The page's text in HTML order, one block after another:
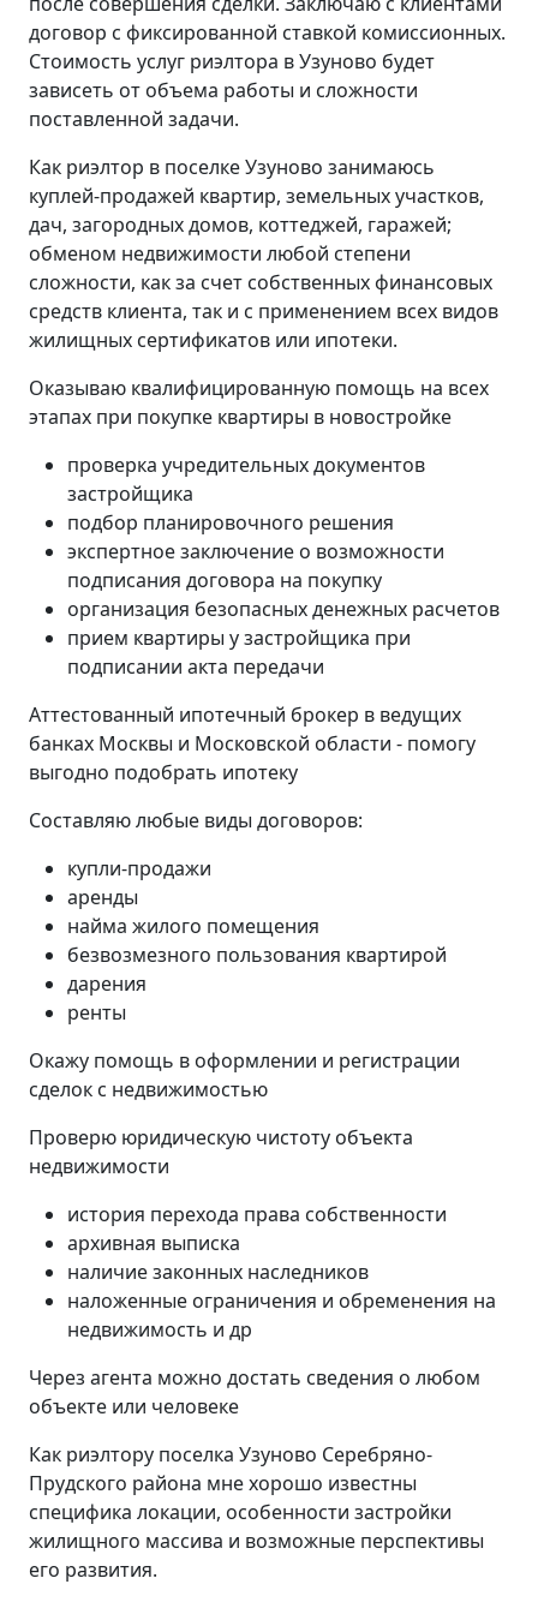
договор с фиксированной ставкой комиссионных.
Стоимость услуг риэлтора в Узуново будет
зависеть от объема работы и сложности
поставленной задачи.
Как риэлтор в поселке Узуново занимаюсь
куплей-продажей квартир, земельных участков,
дач, загородных домов, коттеджей, гаражей;
обменом недвижимости любой степени
сложности, как за счет собственных финансовых
средств клиента, так и с применением всех видов
жилищных сертификатов или ипотеки.
Оказываю квалифицированную помощь на всех
этапах при покупке квартиры в новостройке
проверка учредительных документов
застройщика
подбор планировочного решения
экспертное заключение о возможности
подписания договора на покупку
организация безопасных денежных расчетов
прием квартиры у застройщика при
подписании акта передачи
Аттестованный ипотечный брокер в ведущих
банках Москвы и Московской области - помогу
выгодно подобрать ипотеку
Составляю любые виды договоров:
купли-продажи
аренды
найма жилого помещения
безвозмезного пользования квартирой
дарения
ренты
Окажу помощь в оформлении и регистрации
сделок с недвижимостью
Проверю юридическую чистоту объекта
недвижимости
история перехода права собственности
архивная выписка
наличие законных наследников
наложенные ограничения и обременения на
недвижимость и др
Через агента можно достать сведения о любом
объекте или человеке
Как риэлтору поселка Узуново Серебряно-
Прудского района мне хорошо известны
специфика локации, особенности застройки
жилищного массива и возможные перспективы
его развития.